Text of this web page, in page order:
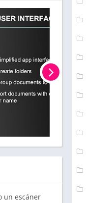
un escáner